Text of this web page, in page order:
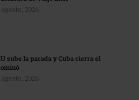
agosto, 2026
sube la parada y Cuba cierra el
agosto, 2026